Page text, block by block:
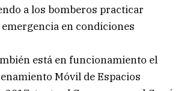
a los bomberos practicar
en condiciones
está en funcionamiento el
Móvil de Espacios